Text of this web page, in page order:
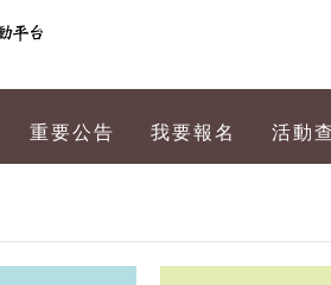
重要公告 我要報名 活動